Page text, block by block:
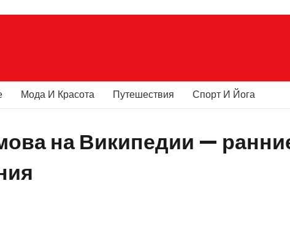
Мода И Красота Путешествия Спорт И Йога
на Википедии —